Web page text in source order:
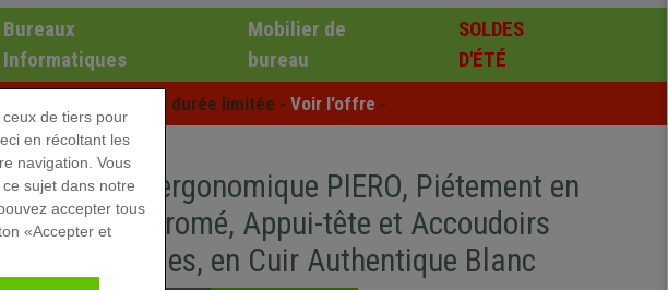
Bureaux
Informatiques
Mobilier de
bureau
SOLDES
D'ÉTÉ
exclusives pour une durée limitée - Voir l'offre -
Chaise ergonomique PIERO, Piétement en
Acier chromé, Appui-tête et Accoudoirs
Ajustables, en Cuir Authentique Blanc
de tiers pour
en récoltant les
navigation. Vous
sujet dans notre
pouvez accepter tous
«Accepter et